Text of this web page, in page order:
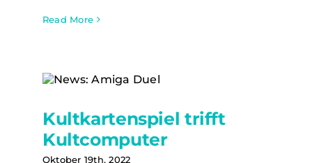
Read More
Kultkartenspiel trifft Kultcomputer
Kultkartenspiel trifft
Kultcomputer
Oktober 19th, 2022